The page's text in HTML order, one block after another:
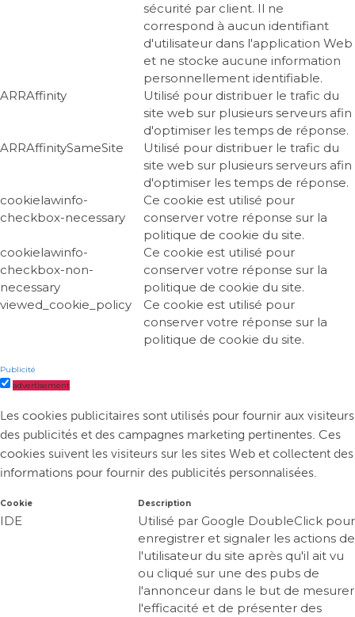
sécurité par client. Il ne
correspond à aucun identifiant
d'utilisateur dans l'application Web
et ne stocke aucune information
personnellement identifiable.
ARRAffinity
Utilisé pour distribuer le trafic du
site web sur plusieurs serveurs afin
d'optimiser les temps de réponse.
ARRAffinitySameSite
Utilisé pour distribuer le trafic du
site web sur plusieurs serveurs afin
d'optimiser les temps de réponse.
cookielawinfo-
checkbox-necessary
Ce cookie est utilisé pour
conserver votre réponse sur la
politique de cookie du site.
cookielawinfo-
checkbox-non-
necessary
Ce cookie est utilisé pour
conserver votre réponse sur la
politique de cookie du site.
viewed_cookie_policy
Ce cookie est utilisé pour
conserver votre réponse sur la
politique de cookie du site.
Publicité
advertisement
Les cookies publicitaires sont utilisés pour fournir aux visiteurs
des publicités et des campagnes marketing pertinentes. Ces
cookies suivent les visiteurs sur les sites Web et collectent des
informations pour fournir des publicités personnalisées.
Cookie Description
IDE
Utilisé par Google DoubleClick pour
enregistrer et signaler les actions de
l'utilisateur du site après qu'il ait vu
ou cliqué sur une des pubs de
l'annonceur dans le but de mesurer
l'efficacité et de présenter des